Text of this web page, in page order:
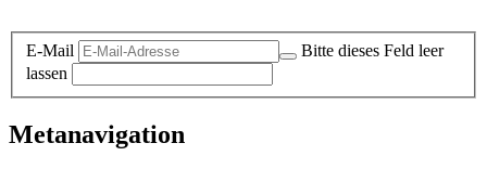
E-Mail
Bitte dieses Feld leer
lassen
Metanavigation